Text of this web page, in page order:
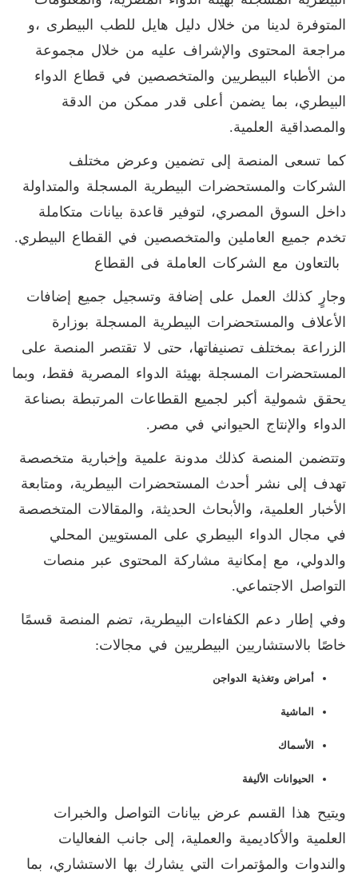
المتوفرة لدينا من خلال دليل هايل للطب البيطرى ،و
مراجعة المحتوى والإشراف عليه من خلال مجموعة
من الأطباء البيطريين والمتخصصين في قطاع الدواء
البيطري، بما يضمن أعلى قدر ممكن من الدقة
والمصداقية العلمية.
كما تسعى المنصة إلى تضمين وعرض مختلف
الشركات والمستحضرات البيطرية المسجلة والمتداولة
داخل السوق المصري، لتوفير قاعدة بيانات متكاملة
تخدم جميع العاملين والمتخصصين في القطاع البيطري.
وجارٍ كذلك العمل على إضافة وتسجيل جميع إضافات
الأعلاف والمستحضرات البيطرية المسجلة بوزارة
الزراعة بمختلف تصنيفاتها، حتى لا تقتصر المنصة على
المستحضرات المسجلة بهيئة الدواء المصرية فقط، وبما
يحقق شمولية أكبر لجميع القطاعات المرتبطة بصناعة
الدواء والإنتاج الحيواني في مصر .
وتتضمن المنصة كذلك مدونة علمية وإخبارية متخصصة
تهدف إلى نشر أحدث المستحضرات البيطرية، ومتابعة
الأخبار العلمية، والأبحاث الحديثة، والمقالات المتخصصة
في مجال الدواء البيطري على المستويين المحلي
والدولي، مع إمكانية مشاركة المحتوى عبر منصات
التواصل الاجتماعي.
وفي إطار دعم الكفاءات البيطرية، تضم المنصة قسمًا
خاصًا بالاستشاريين البيطريين في مجالات:
أمراض وتغذية الدواجن
الماشية
الأسماك
الحيوانات الأليفة
ويتيح هذا القسم عرض بيانات التواصل والخبرات
العلمية والأكاديمية والعملية، إلى جانب الفعاليات
والندوات والمؤتمرات التي يشارك بها الاستشاري، بما